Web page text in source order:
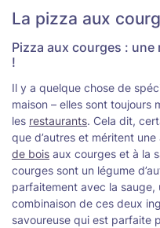
La pizza aux
Pizza aux courges : une
!
Il y a quelque chose de
maison – elles sont toujours
les restaurants. Cela dit,
que d’autres et méritent
de bois aux courges et à la
courges sont un légume
parfaitement avec la sauge,
combinaison de ces deux
savoureuse qui est parfaite